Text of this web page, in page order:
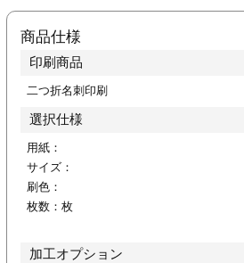
印刷
リーブ
ー印刷
商品仕様
印刷商品
二つ折名刺印刷
選択仕様
用紙：
サイズ：
刷色：
枚数： 枚
加工オプション